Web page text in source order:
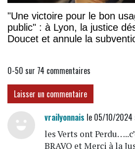
"Une victoire pour le bon
public" : à Lyon, la justice
Doucet et annule la
0-50 sur 74 commentaires
Laisser un commentaire
vrailyonnais le 05/10/2024
les Verts ont
BRAVO et Merci à la